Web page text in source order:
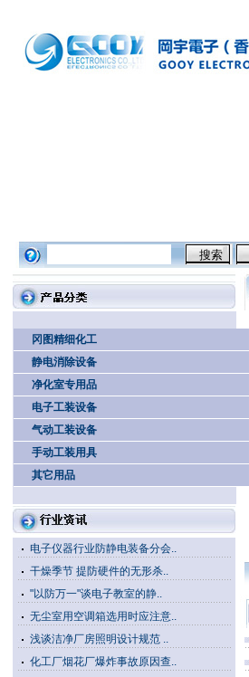
冈图精细化工
静电消除设备
净化室专用品
电子工装设备
气动工装设备
手动工装用具
其它用品
电子仪器行业防静电装备分会..
干燥季节 提防硬件的无形杀..
"以防万一"谈电子教室的静..
无尘室用空调箱选用时应注意..
浅谈洁净厂房照明设计规范 ..
化工厂烟花厂爆炸事故原因查..